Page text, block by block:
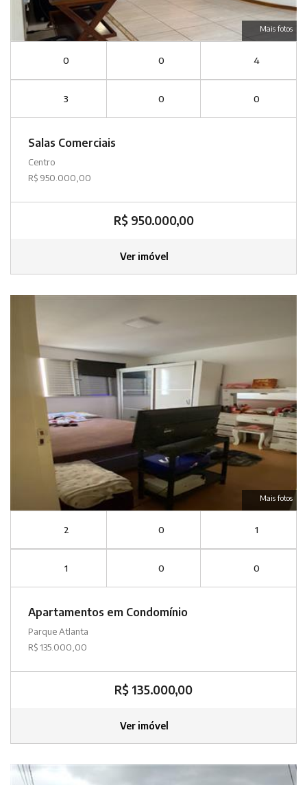
Mais fotos
0 0 4
3 0 0
Salas Comerciais
Centro
R$ 950.000,00
R$ 950.000,00
Ver imóvel
Mais fotos
2 0 1
1 0 0
Apartamentos em Condomínio
Parque Atlanta
R$ 135.000,00
R$ 135.000,00
Ver imóvel